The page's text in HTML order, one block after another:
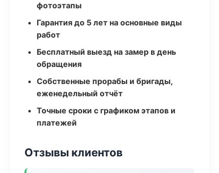
фотоэтапы
Гарантия до 5 лет на основные виды
работ
Бесплатный выезд на замер в день
обращения
Собственные прорабы и бригады,
еженедельный отчёт
Точные сроки с графиком этапов и
платежей
Отзывы клиентов